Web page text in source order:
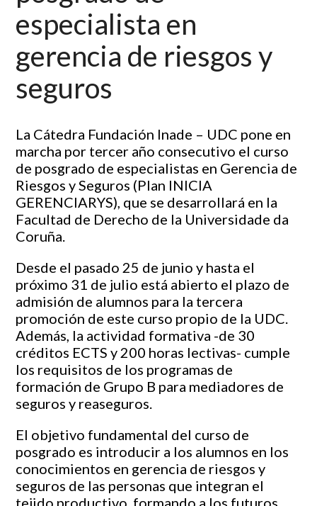
especialista en
gerencia de riesgos y
seguros
La Cátedra Fundación Inade – UDC pone en
marcha por tercer año consecutivo el curso
de posgrado de especialistas en Gerencia de
Riesgos y Seguros (Plan INICIA
GERENCIARYS), que se desarrollará en la
Facultad de Derecho de la Universidade da
Coruña.
Desde el pasado 25 de junio y hasta el
próximo 31 de julio está abierto el plazo de
admisión de alumnos para la tercera
promoción de este curso propio de la UDC.
Además, la actividad formativa -de 30
créditos ECTS y 200 horas lectivas- cumple
los requisitos de los programas de
formación de Grupo B para mediadores de
seguros y reaseguros.
El objetivo fundamental del curso de
posgrado es introducir a los alumnos en los
conocimientos en gerencia de riesgos y
seguros de las personas que integran el
tejido productivo, formando a los futuros